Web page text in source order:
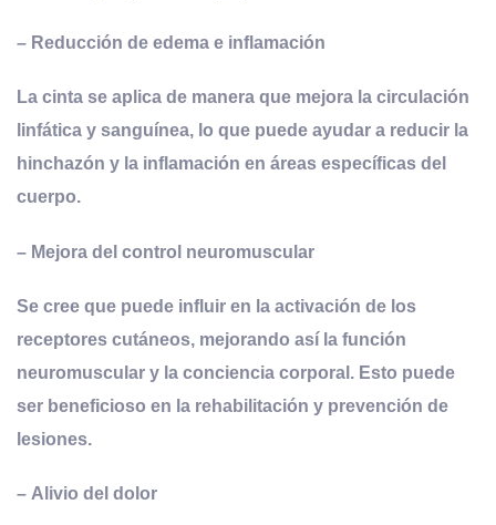
– Reducción de edema e inflamación
La cinta se aplica de manera que mejora la circulación
linfática y sanguínea, lo que puede ayudar a reducir la
hinchazón y la inflamación en áreas específicas del
cuerpo.
– Mejora del control neuromuscular
Se cree que puede influir en la activación de los
receptores cutáneos, mejorando así la función
neuromuscular y la conciencia corporal. Esto puede
ser beneficioso en la rehabilitación y prevención de
lesiones.
– Alivio del dolor